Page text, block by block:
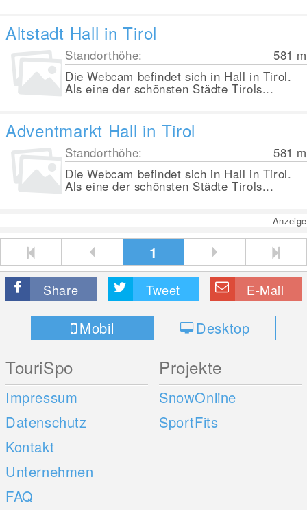
Altstadt Hall in Tirol
Standorthöhe: 581 m
Die Webcam befindet sich in Hall in Tirol.
Als eine der schönsten Städte Tirols...
Adventmarkt Hall in Tirol
Standorthöhe: 581 m
Die Webcam befindet sich in Hall in Tirol.
Als eine der schönsten Städte Tirols...
Anzeige
1
Share Tweet E-Mail
Mobil Desktop
TouriSpo
Impressum
Datenschutz
Kontakt
Unternehmen
FAQ
Projekte
SnowOnline
SportFits